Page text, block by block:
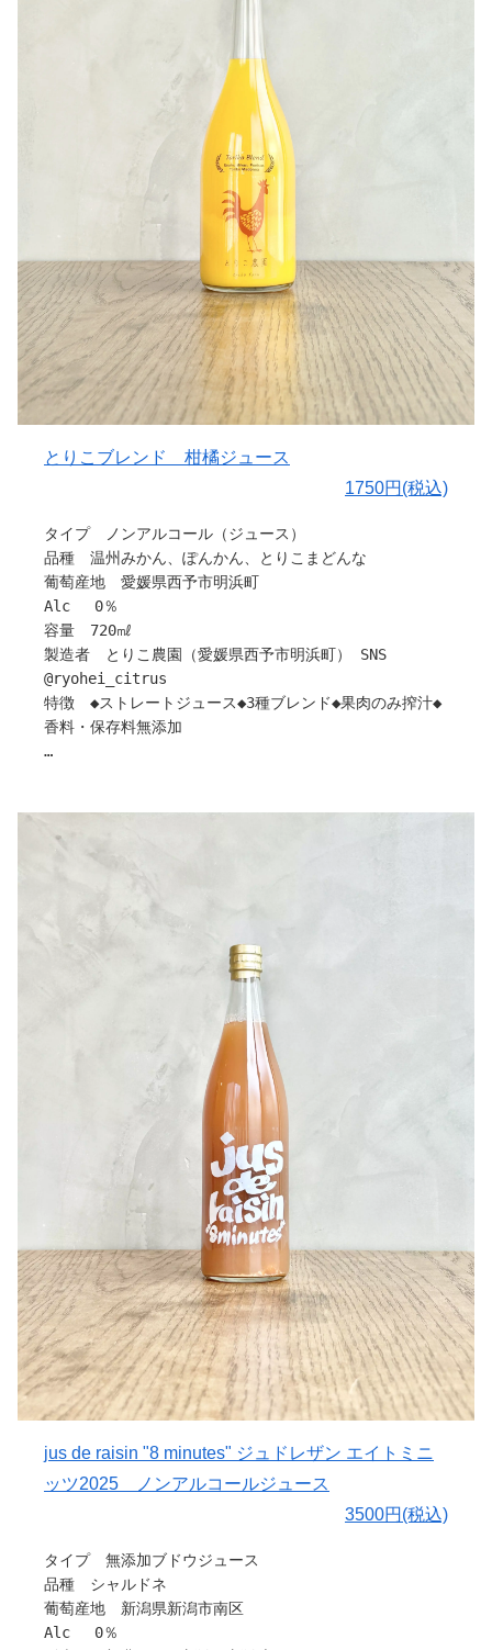
ワインのように、御坂のテロワールを10年後も楽しんでみ
てはいかがでしょうか？​
ロマン溢れる、粋な贈り物に。
※こちらの商品自体は、2年の賞味期限です。熟成商品は
〇取り入れ方は？
世の濃縮還元ジュースは、濃縮され輸入された後、水で
のばしているそう。
子どもジュースも、香料やph調整剤は常連。
ひとつでも心配事は、減らしたい。そんな方にもオススメ
です。
弱い酸味（酒石酸）は腸内環境を整えながら、腸内善玉菌
を活性化
腸活のための、ひとつのツールとして オススメできるジ
ュースなのです。
内善玉菌を活性化させるといわれています。
果に優れているといわれています。
空けると酸素との発酵を始めます。味が変わっていきます
ので、その違いもぜひ楽しんでください。
大切な方への贈り物や、
身体を想った ギフトに。
〇保管について
直射日光を避け、40°Cを超えない冷暗所で保管してくださ
フェノールが固まってできる「澱（おり）」が発生しま
す。
硬くてコロコロしていますので石のように感じますが、飲
できやすいので、保管の場合はなるべく「逆さ」にして保
冬のみかんといえばの温州みかんのみを使用し、皮ごと搾
甘さの中にさっぱりとした後味と、ほんのり皮の渋みも感
じられる、みかん好きの方におすすめのジュースです。
愛媛県西予市明浜町で柑橘を育てる農園です。
味の濃い小玉果実をメインに厳選した100%のストレートジ
〇味わいについて
愛媛の太陽をたっぷり浴びて育った柑橘をそのまま搾り、
香料・保存料などは一切使用していません。
柑橘のストレートジュースは、その年の柑橘の出来や味に
よってもガラッと表情が変わるので、毎年飲み比べていた
だくのも通な楽しみ方のひとつです。
〇とりこ農園について
愛媛県西予市明浜町渡江地区にある「とりこ農園」は、
夫婦二人と小さな仲間たち（にわとり、やぎ）で営むみか
私たちは、この地域のみかんの美味しさの“とりこ”にな
り、
縁もゆかりもないこの土地へ移住しました。
そして、
「このみかんの“とりこ”を、もっと増やしたい」
そんな想いで、とりこ農園を営んでいます。
急斜面の園地が多い地域ですが、
海からの風とたっぷりの陽ざしに恵まれ、
柑橘づくりに適した環境でもあります。
この土地の景色や味が途切れないように守りながら育てて
います。
この土地の味が、
そんな思いで、日々木と向き合っています。
とりこブレンドは、やさしい甘みと爽やかな酸味があり、
チーズや生ハムなどのシンプルなおつまみとよく合いま
ビタミンCもたっぷりで、お子様にもおすすめです。
キンキンに冷やして喉ごしを楽しむのも良いですが、冷や
しすぎず常温に近い温度の方が、柑橘本来の濃さや香りを
より感じていただけます。氷は入れず、そのまま味わうの
がおすすめです。
また、オレンジコーヒーとして楽しんだり、少し凍らせて
シャーベットにしたり、お酒と合わせてカシスオレンジの
ように楽しむのもおすすめです。
日常の中で自由に楽しんでいただけたら嬉しいです。
引用：とりこ農園
とりこブレンド 柑橘ジュース
1750円(税込)
タイプ ノンアルコール（ジュース）
品種 温州みかん、ぽんかん、とりこまどんな
葡萄産地 愛媛県西予市明浜町
Alc 0％
容量 720㎖
製造者 とりこ農園（愛媛県西予市明浜町） SNS
@ryohei_citrus
特徴 ◆ストレートジュース◆3種ブレンド◆果肉のみ搾汁◆
香料・保存料無添加
果実のやさしい甘みと爽やかな酸味が重なり合う、濃厚で
染むため、生ハムや、ハード系のチーズなどと合わせるの
冷やしすぎず常温に近い温度帯で、果実本来の濃い味わい
を気兼ねなく楽しみたい一本です。
〇みかんについて
温州みかん・ぽんかん・とりこまどんなの3種をブレンド
甘さと酸味のバランスが良く、オレンジジュースに近い味
わいです。皮の中身のみを搾汁しているため飲みやすく仕
上げています。
〇味わいについて
「とりこブレンド」は、とりこ農園の中でも特に人気の柑
橘である温州みかん・ぽんかん・まどんなの3品種をブレ
ンドした100%ストレートジュースです。
それぞれの柑橘の甘み・香り・コクが重なり、酸味と甘味
のバランスの良い、濃厚で奥行きのある味わいに仕上がり
ました。
香料・保存料などは一切使用していません。
柑橘のストレートジュースは、その年の柑橘の出来や味に
〇とりこ農園について
愛媛県西予市明浜町渡江地区にある「とりこ農園」は、
夫婦二人と小さな仲間たち（にわとり、やぎ）で営むみか
jus de raisin "8 minutes" ジュドレザン エイトミニ
ッツ2025 ノンアルコールジュース
3500円(税込)
タイプ 無添加ブドウジュース
品種 シャルドネ
葡萄産地 新潟県新潟市南区
Alc 0％